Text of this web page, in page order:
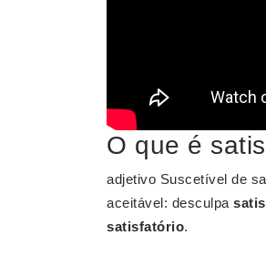
O que é
adjetivo Suscetível de
aceitável: desculpa
satisfatório.